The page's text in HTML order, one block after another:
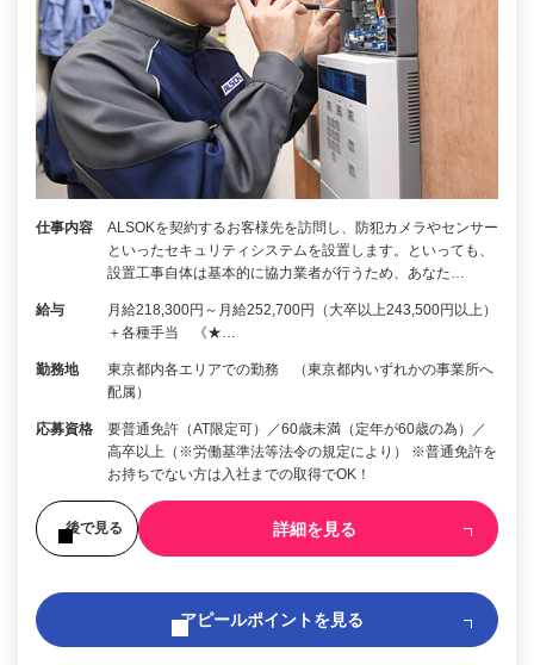
仕事内容
ALSOKを契約するお客様先を訪問し、防犯カメラやセンサー
といったセキュリティシステムを設置します。といっても、
設置工事自体は基本的に協力業者が行うため、あなた…
給与
月給218,300円～月給252,700円（大卒以上243,500円以上）
＋各種手当 《★…
勤務地
東京都内各エリアでの勤務 （東京都内いずれかの事業所へ
配属）
応募資格
要普通免許（AT限定可）／60歳未満（定年が60歳の為）／
高卒以上（※労働基準法等法令の規定により） ※普通免許を
お持ちでない方は入社までの取得でOK！
後で見る 詳細を見る
アピールポイントを見る